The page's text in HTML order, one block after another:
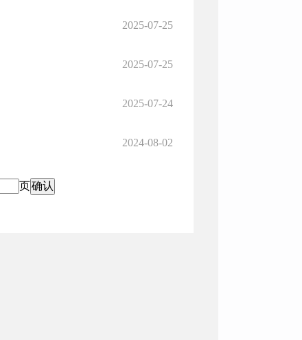
2025-07-25
2025-07-25
2025-07-24
2024-08-02
页